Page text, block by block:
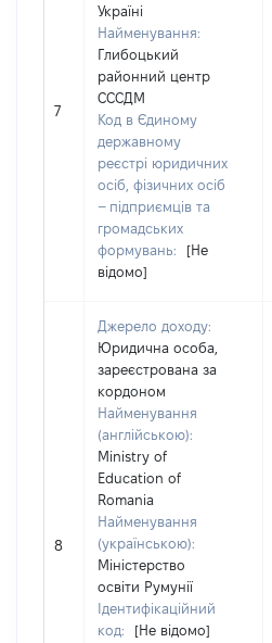
7
Україні
Найменування:
Глибоцький
районний центр
СССДМ
Код в Єдиному
державному
реєстрі юридичних
осіб, фізичних осіб
– підприємців та
громадських
формувань:
[Не
відомо]
8
Джерело доходу:
Юридична особа,
зареєстрована за
кордоном
Найменування
(англійською):
Ministry of
Education of
Romania
Найменування
(українською):
Міністерство
освіти Румунії
Ідентифікаційний
код:
[Не відомо]